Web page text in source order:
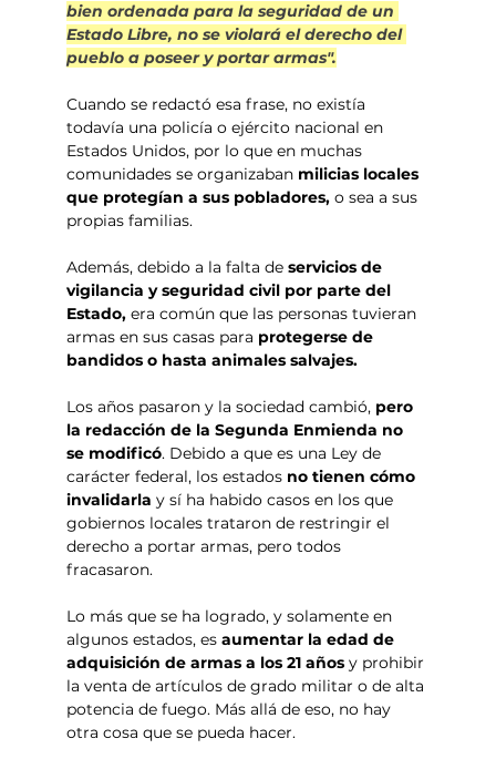
bien ordenada para la seguridad de un
Estado Libre, no se violará el derecho del
pueblo a poseer y portar armas".
Cuando se redactó esa frase, no existía
todavía una policía o ejército nacional en
Estados Unidos, por lo que en muchas
comunidades se organizaban milicias locales
que protegían a sus pobladores, o sea a sus
propias familias.
Además, debido a la falta de servicios de
vigilancia y seguridad civil por parte del
Estado, era común que las personas tuvieran
armas en sus casas para protegerse de
bandidos o hasta animales salvajes.
Los años pasaron y la sociedad cambió, pero
la redacción de la Segunda Enmienda no
se modificó. Debido a que es una Ley de
carácter federal, los estados no tienen cómo
invalidarla y sí ha habido casos en los que
gobiernos locales trataron de restringir el
derecho a portar armas, pero todos
fracasaron.
Lo más que se ha logrado, y solamente en
algunos estados, es aumentar la edad de
adquisición de armas a los 21 años y prohibir
la venta de artículos de grado militar o de alta
potencia de fuego. Más allá de eso, no hay
otra cosa que se pueda hacer.